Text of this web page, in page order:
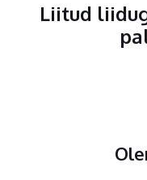
Liitud